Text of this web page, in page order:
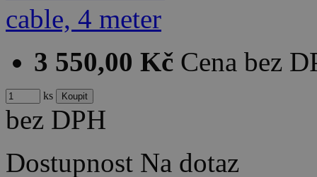
3 550,00 Kč Cena bez
ks
bez DPH
Dostupnost Na dotaz